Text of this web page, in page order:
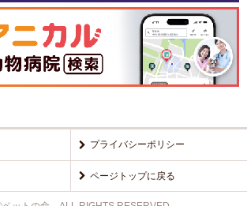
プライバシーポリシー
ページトップに戻る